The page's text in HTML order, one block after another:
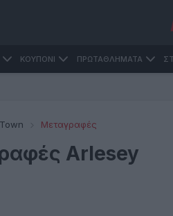
ΚΟΥΠΟΝΙ ΠΡΩΤΑΘΛΗΜΑΤΑ
Μεταγραφές
Arlesey